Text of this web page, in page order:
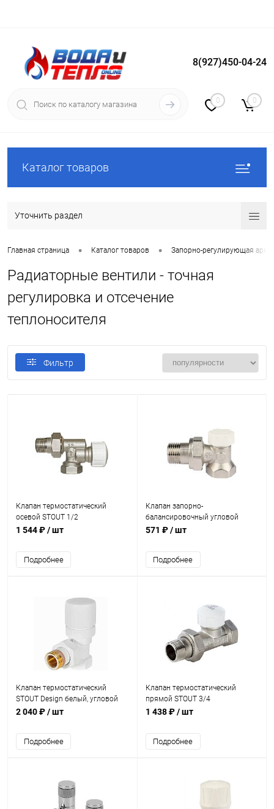
Вход Регистрация
8(927)450-04-24
0 0
Каталог товаров
Уточнить раздел
Главная страница • Каталог товаров • Запорно-регулирующая
Радиаторные вентили - точная
регулировка и отсечение
теплоносителя
Фильтр
Клапан термостатический
осевой STOUT 1/2
1 544 ₽/ шт
Подробнее
Клапан запорно-
балансировочный угловой
STOUT 1/2
571 ₽/ шт
Подробнее
Клапан термостатический
STOUT Design белый, угловой
1/2
2 040 ₽/ шт
Подробнее
Клапан термостатический
прямой STOUT 3/4
1 438 ₽/ шт
Подробнее